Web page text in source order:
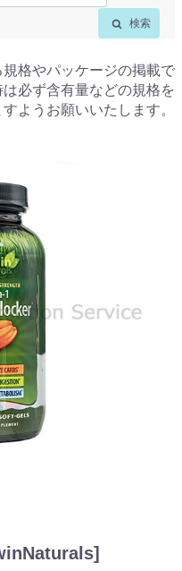
検索
格やパッケージの掲載で
必ず含有量などの規格を
ようお願いいたします。